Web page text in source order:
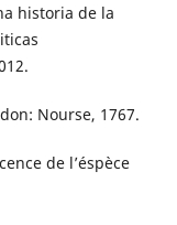
historia de la
Nourse, 1767.
de l’éspèce